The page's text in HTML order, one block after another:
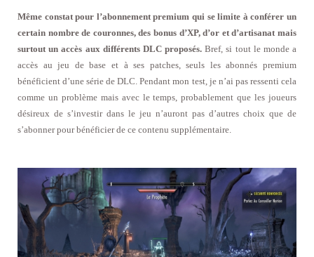
Même constat pour l’abonnement premium qui se limite à conférer un
certain nombre de couronnes, des bonus d’XP, d’or et d’artisanat mais
surtout un accès aux différents DLC proposés. Bref, si tout le monde a
accès au jeu de base et à ses patches, seuls les abonnés premium
bénéficient d’une série de DLC. Pendant mon test, je n’ai pas ressenti cela
comme un problème mais avec le temps, probablement que les joueurs
désireux de s’investir dans le jeu n’auront pas d’autres choix que de
s’abonner pour bénéficier de ce contenu supplémentaire.